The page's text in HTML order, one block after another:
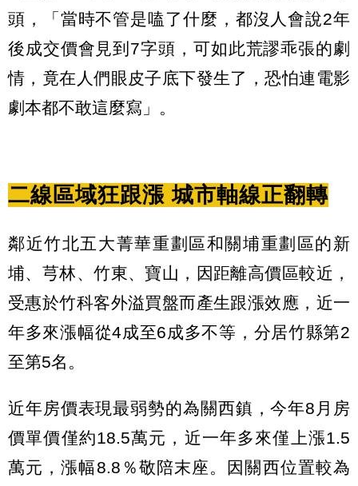
頭，「當時不管是嗑了什麼，都沒人會說2年
後成交價會見到7字頭，可如此荒謬乖張的劇
情，竟在人們眼皮子底下發生了，恐怕連電影
劇本都不敢這麼寫」。
二線區域狂跟漲 城市軸線正翻轉
鄰近竹北五大菁華重劃區和關埔重劃區的新
埔、芎林、竹東、寶山，因距離高價區較近，
受惠於竹科客外溢買盤而產生跟漲效應，近一
年多來漲幅從4成至6成多不等，分居竹縣第2
至第5名。
近年房價表現最弱勢的為關西鎮，今年8月房
價單價僅約18.5萬元，近一年多來僅上漲1.5
萬元，漲幅8.8％敬陪末座。因關西位置較為